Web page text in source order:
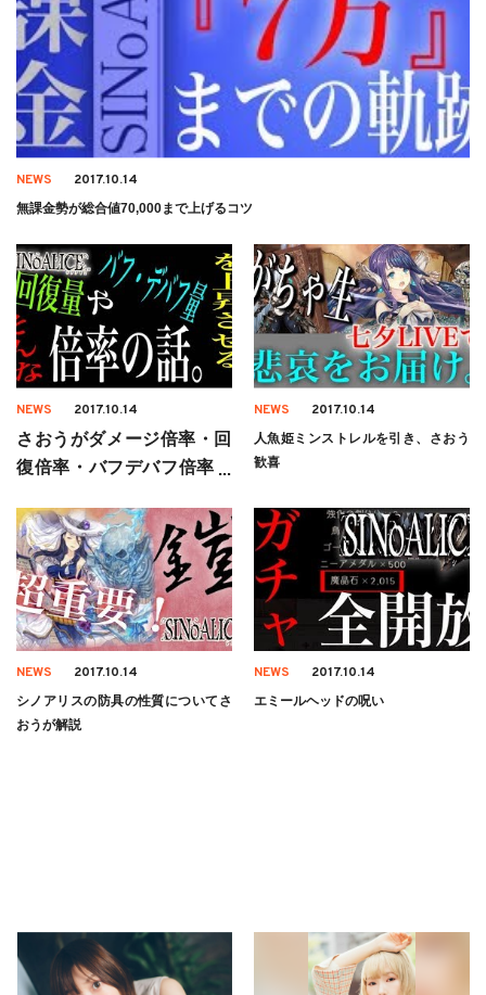
NEWS 2017.10.14
無課金勢が総合値70,000まで上げるコツ
NEWS 2017.10.14
さおうがダメージ倍率・回
復倍率・バフデバフ倍率に
NEWS 2017.10.14
人魚姫ミンストレルを引き、さおう
歓喜
NEWS 2017.10.14
シノアリスの防具の性質についてさ
おうが解説
NEWS 2017.10.14
エミールヘッドの呪い